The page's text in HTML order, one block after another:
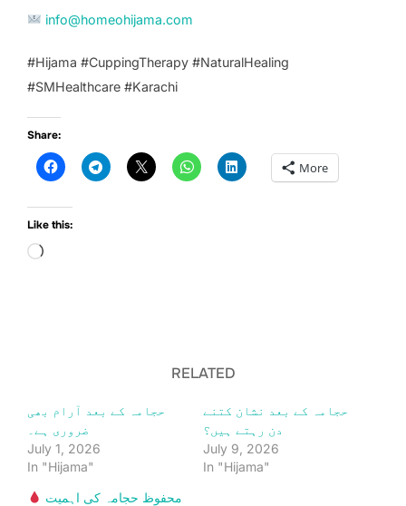
info@homeohijama.com
#Hijama #CuppingTherapy #NaturalHealing
#SMHealthcare #Karachi
Share:
More
Like this:
Loading…
RELATED
حجامہ کے بعد آرام بھی
ضروری ہے۔
July 1, 2026
In "Hijama"
حجامہ کے بعد نشان کتنے
دن رہتے ہیں؟
July 9, 2026
In "Hijama"
محفوظ حجامہ کی اہمیت